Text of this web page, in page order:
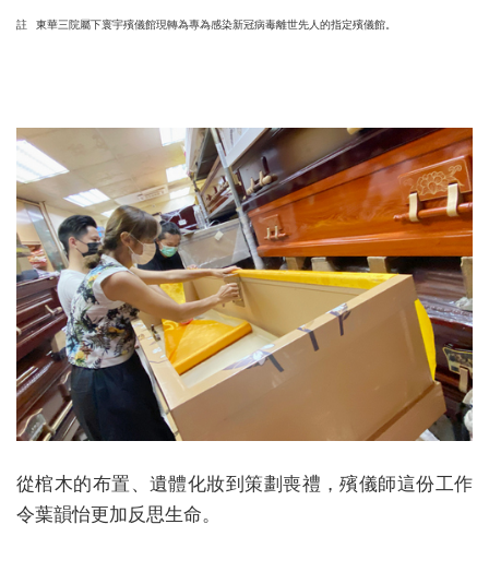
註 東華三院屬下寰宇殯儀館現轉為專為感染新冠病毒離世先人的指定殯儀館。
從棺木的布置、遺體化妝到策劃喪禮，殯儀師這份工作
令葉韻怡更加反思生命。